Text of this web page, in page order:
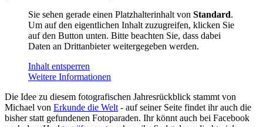
Sie sehen gerade einen Platzhalterinhalt von Standard.
Um auf den eigentlichen Inhalt zuzugreifen, klicken Sie
auf den Button unten. Bitte beachten Sie, dass dabei
Daten an Drittanbieter weitergegeben werden.
Inhalt entsperren
Weitere Informationen
Die Idee zu diesem fotografischen Jahresrückblick stammt von
Michael von Erkunde die Welt - auf seiner Seite findet ihr auch die
bisher statt gefundenen Fotoparaden. Ihr könnt auch bei Facebook